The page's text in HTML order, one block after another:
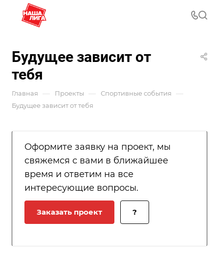
Будущее зависит от
тебя
Главная — Проекты — Спортивные события —
Будущее зависит от тебя
Оформите заявку на проект, мы
свяжемся с вами в ближайшее
время и ответим на все
интересующие вопросы.
Заказать проект ?